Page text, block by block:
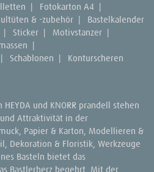
| Fotokarton A4 |
& -zubehör |
Bastelkalender
| Sticker | Motivstanzer |
|
| Schablonen | Konturscheren
und KNORR prandell stehen
Attraktivität in der
Papier & Karton, Modellieren &
Dekoration & Floristik, Werkzeuge
Basteln bietet das
Bastlerherz begehrt. Mit der